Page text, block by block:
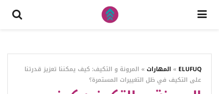
ELUFUQ
» المهارات » المرونة و التكيف: كيف يمكننا تعزيز قدرتنا
على التكيف في ظل التغييرات المستمرة؟